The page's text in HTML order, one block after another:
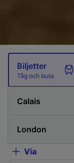
Biljetter
Tåg och buss
Via